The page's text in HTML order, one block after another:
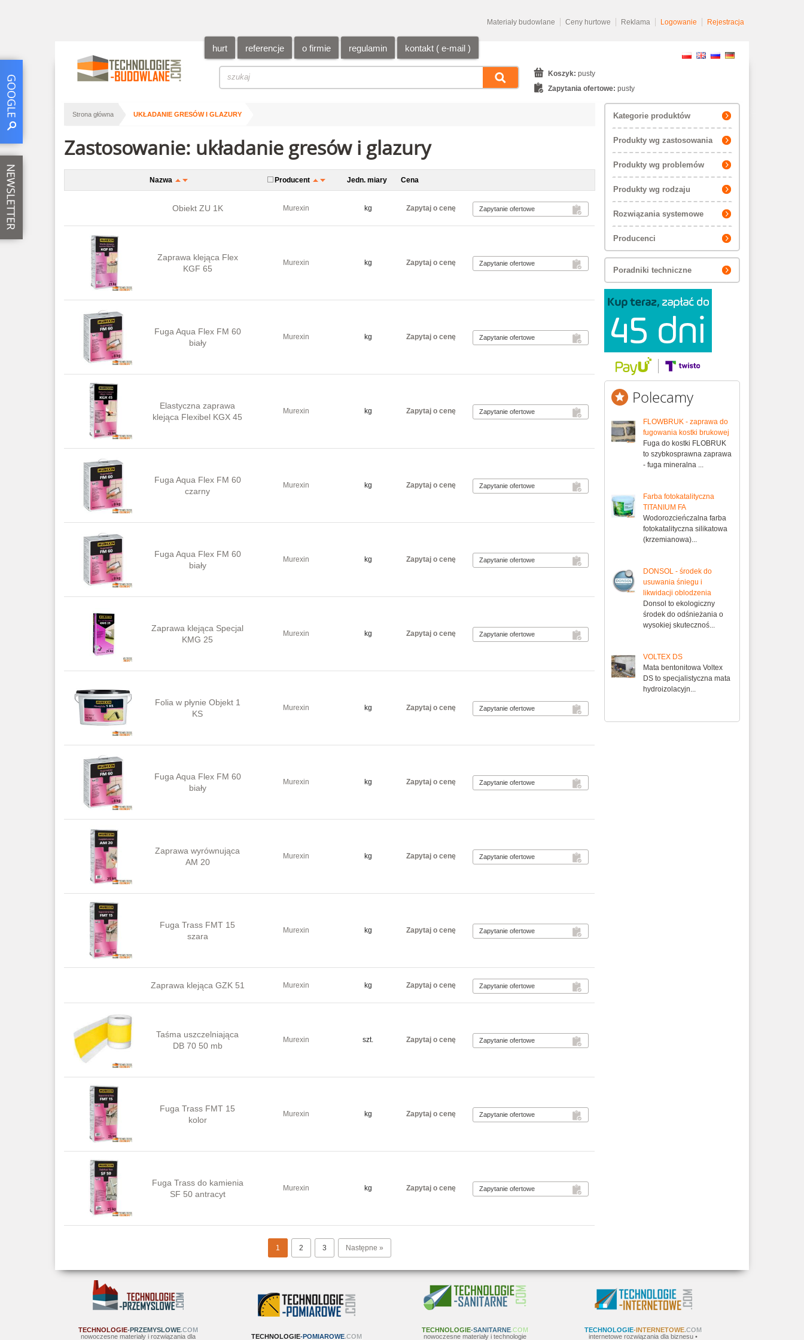
Materiały budowlane Ceny hurtowe Reklama Logowanie Rejestracja
hurt referencje o firmie regulamin kontakt ( e-mail )
Koszyk: pusty
Zapytania ofertowe: pusty
Kategorie produktów
Produkty wg zastosowania
Produkty wg problemów
Produkty wg rodzaju
Rozwiązania systemowe
Producenci
Poradniki techniczne
Polecamy
FLOWBRUK - zaprawa do
fugowania kostki brukowej
Fuga do kostki FLOBRUK
to szybkosprawna zaprawa
- fuga mineralna ...
Farba fotokatalityczna
TITANIUM FA
Wodorozcieńczalna farba
fotokatalityczna silikatowa
(krzemianowa)...
DONSOL - środek do
usuwania śniegu i
likwidacji oblodzenia
Donsol to ekologiczny
środek do odśnieżania o
wysokiej skutecznoś...
VOLTEX DS
Mata bentonitowa Voltex
DS to specjalistyczna mata
hydroizolacyjn...
Strona główna UKŁADANIE GRESÓW I GLAZURY
Zastosowanie: układanie gresów i glazury
Nazwa Producent Jedn. miary Cena
Obiekt ZU 1K Murexin kg Zapytaj o cenę
Zaprawa klejąca Flex
KGF 65
Murexin kg Zapytaj o cenę
Fuga Aqua Flex FM 60
biały
Murexin kg Zapytaj o cenę
Elastyczna zaprawa
klejąca Flexibel KGX 45
Murexin kg Zapytaj o cenę
Fuga Aqua Flex FM 60
czarny
Murexin kg Zapytaj o cenę
Fuga Aqua Flex FM 60
biały
Murexin kg Zapytaj o cenę
Zaprawa klejąca Specjal
KMG 25
Murexin kg Zapytaj o cenę
Folia w płynie Objekt 1
KS
Murexin kg Zapytaj o cenę
Fuga Aqua Flex FM 60
biały
Murexin kg Zapytaj o cenę
Zaprawa wyrównująca
AM 20
Murexin kg Zapytaj o cenę
Fuga Trass FMT 15
szara
Murexin kg Zapytaj o cenę
Zaprawa klejąca GZK 51 Murexin kg Zapytaj o cenę
Taśma uszczelniająca
DB 70 50 mb
Murexin szt. Zapytaj o cenę
Fuga Trass FMT 15
kolor
Murexin kg Zapytaj o cenę
Fuga Trass do kamienia
SF 50 antracyt
Murexin kg Zapytaj o cenę
1 2 3 Następne »
TECHNOLOGIE-PRZEMYSLOWE.COM
nowoczesne materiały i rozwiązania dla
TECHNOLOGIE-POMIAROWE.COM
TECHNOLOGIE-SANITARNE.COM
nowoczesne materiały i technologie
TECHNOLOGIE-INTERNETOWE.COM
internetowe rozwiązania dla biznesu •